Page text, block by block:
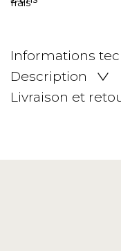
Informations
Description
Livraison et